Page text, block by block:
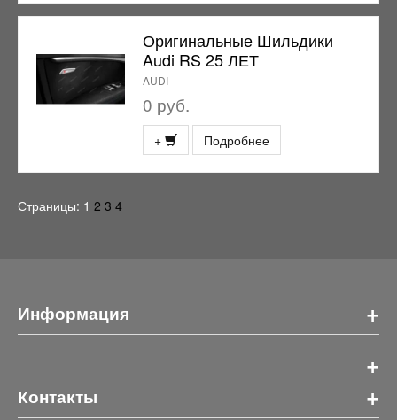
Оригинальные Шильдики
Audi RS 25 ЛЕТ
AUDI
0 руб.
+ Подробнее
Страницы: 1 2 3 4
Информация
+
+
Контакты +